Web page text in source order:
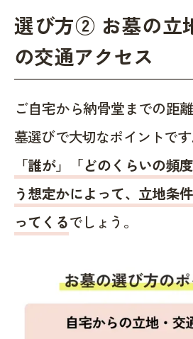
選び方② お墓の立
の交通アクセス
ご自宅から納骨堂までの距
墓選びで大切なポイントです
「誰が」「どのくらいの頻
う想定かによって、立地条
ってくるでしょう。